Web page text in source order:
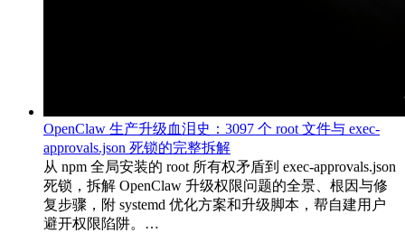
OpenClaw 生产升级血泪史：3097 个 root 文件与 exec-
approvals.json 死锁的完整拆解
从 npm 全局安装的 root 所有权矛盾到 exec-approvals.json
死锁，拆解 OpenClaw 升级权限问题的全景、根因与修
复步骤，附 systemd 优化方案和升级脚本，帮自建用户
避开权限陷阱。…